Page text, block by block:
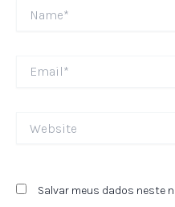
Salvar meus dados neste